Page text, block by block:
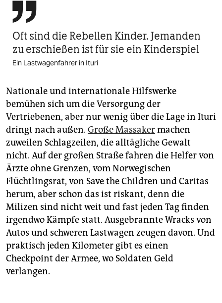

Oft sind die Rebellen Kinder. Jemanden
zu erschießen ist für sie ein Kinderspiel
Ein Lastwagenfahrer in Ituri
Nationale und internationale Hilfswerke
bemühen sich um die Versorgung der
Vertriebenen, aber nur wenig über die Lage in Ituri
dringt nach außen. Große Massakermachen
zuweilen Schlagzeilen, die alltägliche Gewalt
nicht. Auf der großen Straße fahren die Helfer von
Ärzte ohne Grenzen, vom Norwegischen
Flüchtlingsrat, von Save the Children und Caritas
herum, aber schon das ist riskant, denn die
Milizen sind nicht weit und fast jeden Tag finden
irgendwo Kämpfe statt. Ausgebrannte Wracks von
Autos und schweren Lastwagen zeugen davon. Und
praktisch jeden Kilometer gibt es einen
Checkpoint der Armee, wo Soldaten Geld
verlangen.